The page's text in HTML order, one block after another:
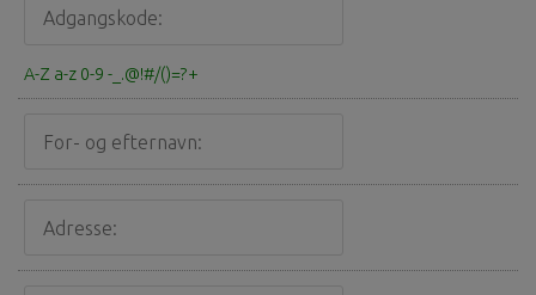
A-Z a-z 0-9 -_.@!#/()=?+